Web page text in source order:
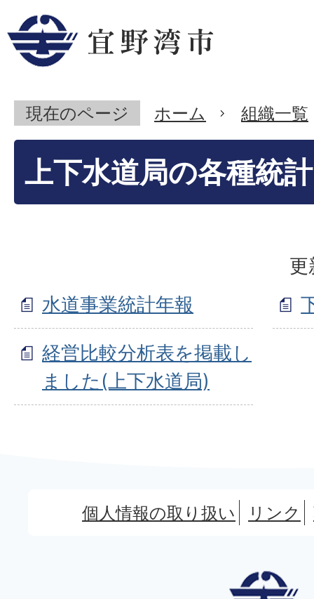
現在のページ ホーム 組織一覧
上下水道局の各種統計
更
水道事業統計年報
経営比較分析表を掲載し
ました(上下水道局)
個人情報の取り扱い リンク